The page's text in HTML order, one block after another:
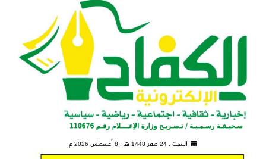
السبت , 24 صفر 1448 هـ , 8 أغسطس 2026 م